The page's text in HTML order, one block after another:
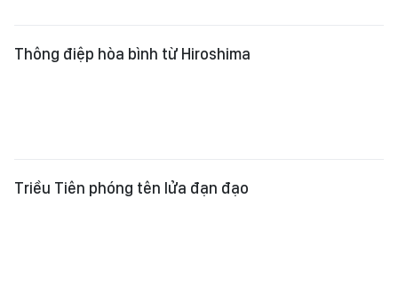
Thông điệp hòa bình từ Hiroshima
Triều Tiên phóng tên lửa đạn đạo